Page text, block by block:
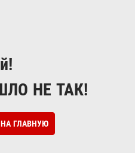
НЕ ТАК!
ГЛАВНУЮ